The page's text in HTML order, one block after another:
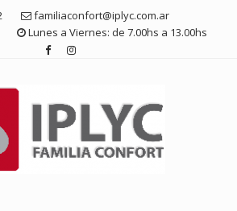
familiaconfort@iplyc.com.ar
Lunes a Viernes: de 7.00hs a 13.00hs